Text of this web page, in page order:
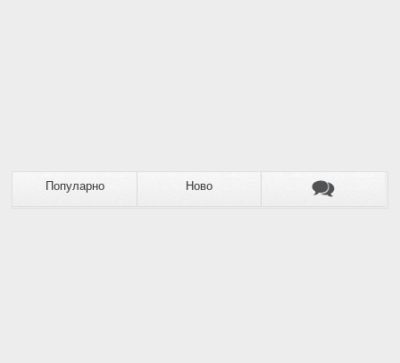
Популарно Ново